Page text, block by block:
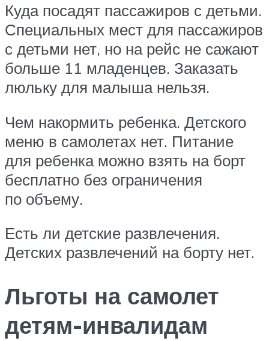
Куда посадят пассажиров с детьми.
Специальных мест для пассажиров
с детьми нет, но на рейс не сажают
больше 11 младенцев. Заказать
люльку для малыша нельзя.
Чем накормить ребенка. Детского
меню в самолетах нет. Питание
для ребенка можно взять на борт
бесплатно без ограничения
по объему.
Есть ли детские развлечения.
Детских развлечений на борту нет.
Льготы на самолет
детям-инвалидам